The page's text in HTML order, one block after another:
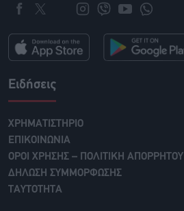
Ειδήσεις
ΧΡΗΜΑΤΙΣΤΗΡΙΟ
ΕΠΙΚΟΙΝΩΝΙΑ
ΟΡΟΙ ΧΡΗΣΗΣ – ΠΟΛΙΤΙΚΗ ΑΠΟΡΡΗΤΟΥ
ΔΗΛΩΣΗ ΣΥΜΜΟΡΦΩΣΗΣ
ΤΑΥΤΟΤΗΤΑ